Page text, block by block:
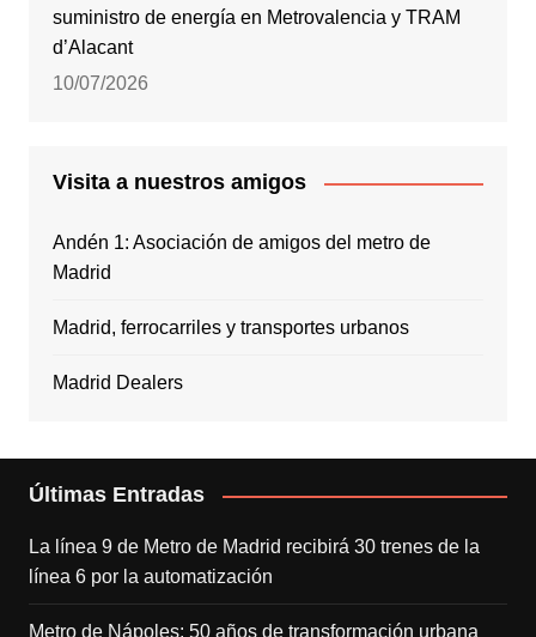
suministro de energía en Metrovalencia y TRAM
d’Alacant
10/07/2026
Visita a nuestros amigos
Andén 1: Asociación de amigos del metro de
Madrid
Madrid, ferrocarriles y transportes urbanos
Madrid Dealers
Últimas Entradas
La línea 9 de Metro de Madrid recibirá 30 trenes de la
línea 6 por la automatización
Metro de Nápoles: 50 años de transformación urbana